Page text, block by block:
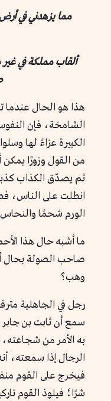
مما يزهدني في
ألقاب مملكة في
هذا هو الحال
الشامخة، فإن
الكبيرة عزاءً لها
من القول وزورًا
ثم يصدّق الكذاب
انطلت على الناس،
الورم شحمًا
ما أشبه حال هذا
صاحب الصولة بحال
وهب؟
رجل في الجاهلية
سمع أن ثابت بن جابر
به الأمر من
الرجال إذا سمعته،
فيخرج على القوم
شرًا؛ فيلوذ القوم